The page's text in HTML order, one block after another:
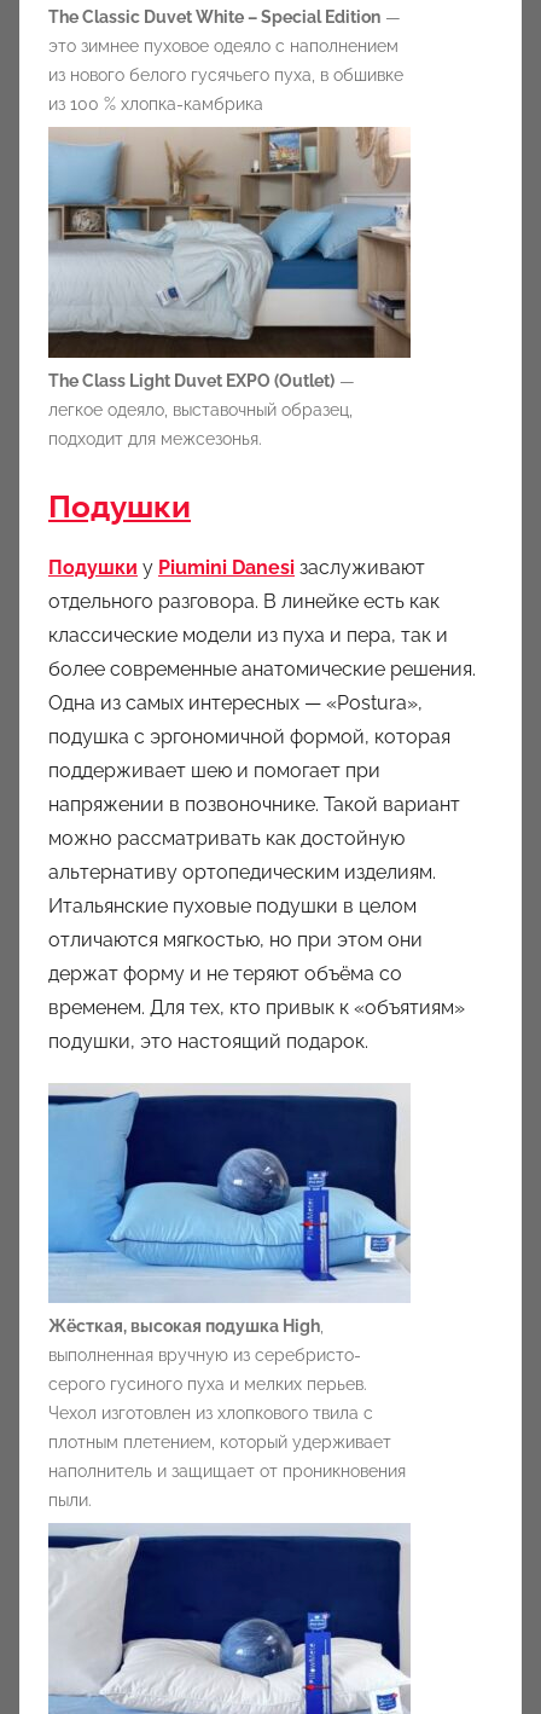
The Classic Duvet White – Special Edition —
это зимнее пуховое одеяло с наполнением
из нового белого гусячьего пуха, в обшивке
из 100 % хлопка-камбрика
The Class Light Duvet EXPO (Outlet) —
легкое одеяло, выставочный образец,
подходит для межсезонья.
Подушки
Подушки у Piumini Danesi заслуживают
отдельного разговора. В линейке есть как
классические модели из пуха и пера, так и
более современные анатомические решения.
Одна из самых интересных — «Postura»,
подушка с эргономичной формой, которая
поддерживает шею и помогает при
напряжении в позвоночнике. Такой вариант
можно рассматривать как достойную
альтернативу ортопедическим изделиям.
Итальянские пуховые подушки в целом
отличаются мягкостью, но при этом они
держат форму и не теряют объёма со
временем. Для тех, кто привык к «объятиям»
подушки, это настоящий подарок.
Жёсткая, высокая подушка High,
выполненная вручную из серебристо-
серого гусиного пуха и мелких перьев.
Чехол изготовлен из хлопкового твила с
плотным плетением, который удерживает
наполнитель и защищает от проникновения
пыли.